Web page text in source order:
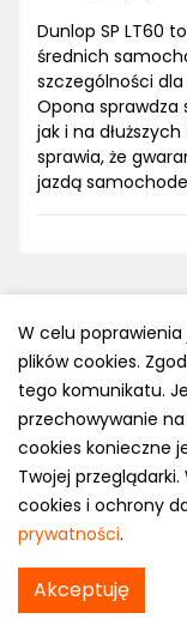
Dunlop SP LT60
średnich
szczególności
Opona sprawdza
jak i na
sprawia, że
jazdą
Polityka
e-mail:
W celu poprawienia
plików cookies.
tego komunikatu.
przechowywanie
cookies konieczne
Twojej
cookies i ochrony
prywatności.
Akceptuję